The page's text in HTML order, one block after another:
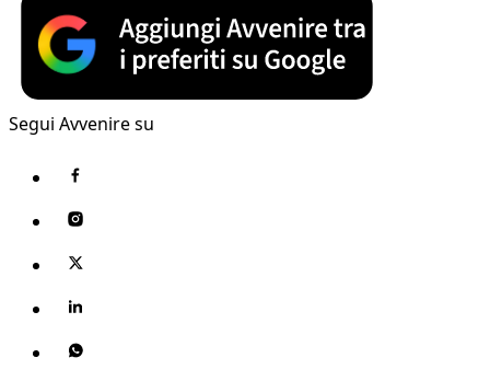
Segui Avvenire su